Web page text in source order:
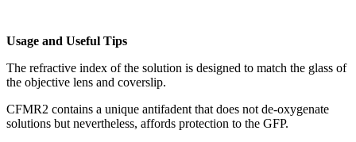
Usage and Useful Tips
The refractive index of the solution is designed to match the glass of
the objective lens and coverslip.
CFMR2 contains a unique antifadent that does not de-oxygenate
solutions but nevertheless, affords protection to the GFP.